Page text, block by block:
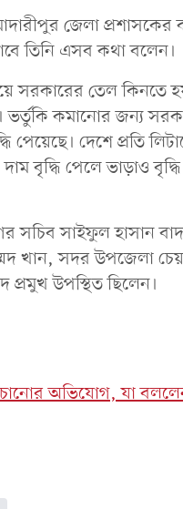
জেলা
তিনি এসব কথা বলেন।
সরকারের তেল
কমানোর জন্য
দেশে প্রতি
বৃদ্ধি পেলে ভাড়াও
সচিব সাইফুল হাসান
খান, সদর উপজেলা
উপস্থিত ছিলেন।
অভিযোগ, যা